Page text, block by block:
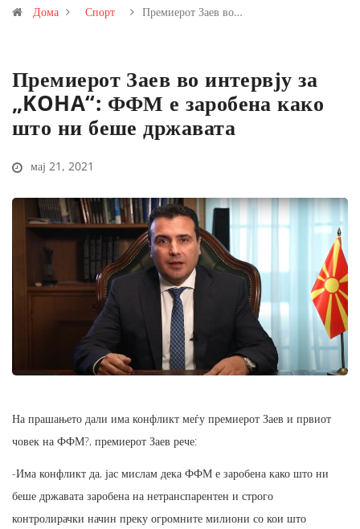
Дома Спорт Премиерот Заев во…
Премиерот Заев во интервју за
„KOHA“: ФФМ е заробена како
што ни беше државата
мај 21, 2021
На прашањето дали има конфликт меѓу премиерот Заев и првиот
човек на ФФМ?, премиерот Заев рече:
-Има конфликт да, јас мислам дека ФФМ е заробена како што ни
беше државата заробена на нетранспарентен и строго
контролирачки начин преку огромните милиони со кои што